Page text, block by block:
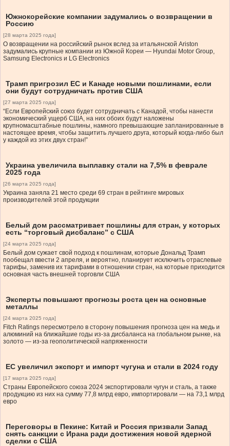
Южнокорейские компании задумались о возвращении в
Россию
[28 марта 2025 года]
О возвращении на российский рынок вслед за итальянской Ariston
задумались крупные компании из Южной Кореи — Hyundai Motor Group,
Samsung Electronics и LG Electronics
Трамп пригрозил ЕС и Канаде новыми пошлинами, если
они будут сотрудничать против США
[27 марта 2025 года]
“Если Европейский союз будет сотрудничать с Канадой, чтобы нанести
экономический ущерб США, на них обоих будут наложены
крупномасштабные пошлины, намного превышающие запланированные в
настоящее время, чтобы защитить лучшего друга, который когда-либо был
у каждой из этих двух стран!”
Украина увеличила выплавку стали на 7,5% в феврале
2025 года
[26 марта 2025 года]
Украина заняла 21 место среди 69 стран в рейтинге мировых
производителей этой продукции
Белый дом рассматривает пошлины для стран, у которых
есть “торговый дисбаланс” с США
[24 марта 2025 года]
Белый дом сужает свой подход к пошлинам, которые Дональд Трамп
пообещал ввести 2 апреля, и вероятно, планирует исключить отраслевые
тарифы, заменив их тарифами в отношении стран, на которые приходится
основная часть внешней торговли США
Эксперты повышают прогнозы роста цен на основные
металлы
[24 марта 2025 года]
Fitch Ratings пересмотрело в сторону повышения прогноза цен на медь и
алюминий на ближайшие годы из-за дисбаланса на глобальном рынке, на
золото — из-за геополитической напряженности
ЕС увеличил экспорт и импорт чугуна и стали в 2024 году
[17 марта 2025 года]
Страны Европейского союза 2024 экспортировали чугун и сталь, а также
продукцию из них на сумму 77,8 млрд евро, импортировали — на 73,1 млрд
евро
Переговоры в Пекине: Китай и Россия призвали Запад
снять санкции с Ирана ради достижения новой ядерной
сделки с США